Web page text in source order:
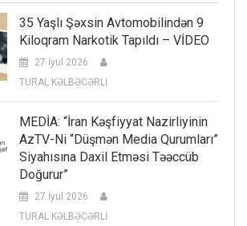
35 Yaşlı Şəxsin Avtomobilindən 9
Kiloqram Narkotik Tapıldı – VİDEO
27 İyul 2026
TURAL KƏLBƏCƏRLİ
MEDİA: “İran Kəşfiyyat Nazirliyinin
AzTV-Ni “düşmən Media Qurumları”
Siyahısına Daxil Etməsi Təəccüb
Doğurur”
27 İyul 2026
TURAL KƏLBƏCƏRLİ